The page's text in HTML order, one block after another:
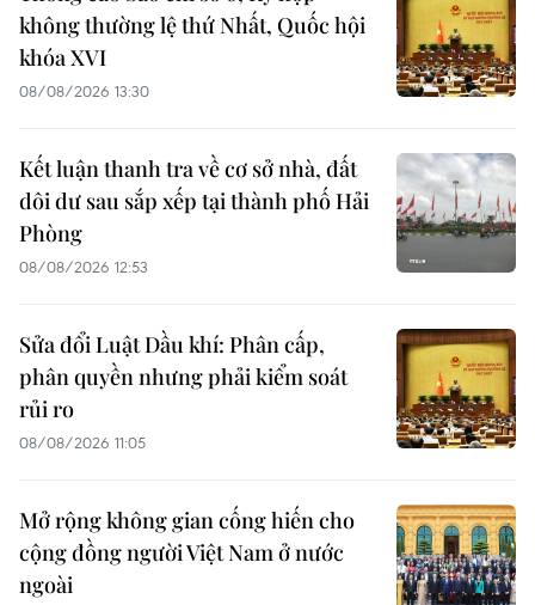
không thường lệ thứ Nhất, Quốc hội
khóa XVI
08/08/2026 13:30
Kết luận thanh tra về cơ sở nhà, đất
dôi dư sau sắp xếp tại thành phố Hải
Phòng
08/08/2026 12:53
Sửa đổi Luật Dầu khí: Phân cấp,
phân quyền nhưng phải kiểm soát
rủi ro
08/08/2026 11:05
Mở rộng không gian cống hiến cho
cộng đồng người Việt Nam ở nước
ngoài